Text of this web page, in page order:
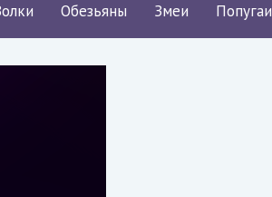
Обезьяны Змеи Попугаи